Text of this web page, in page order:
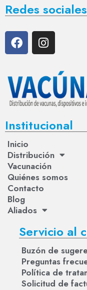
Redes sociales
Institucional
Inicio
Distribución
Vacunación
Quiénes somos
Contacto
Blog
Aliados
Servicio al
Buzón de
Preguntas
Política de
Solicitud de